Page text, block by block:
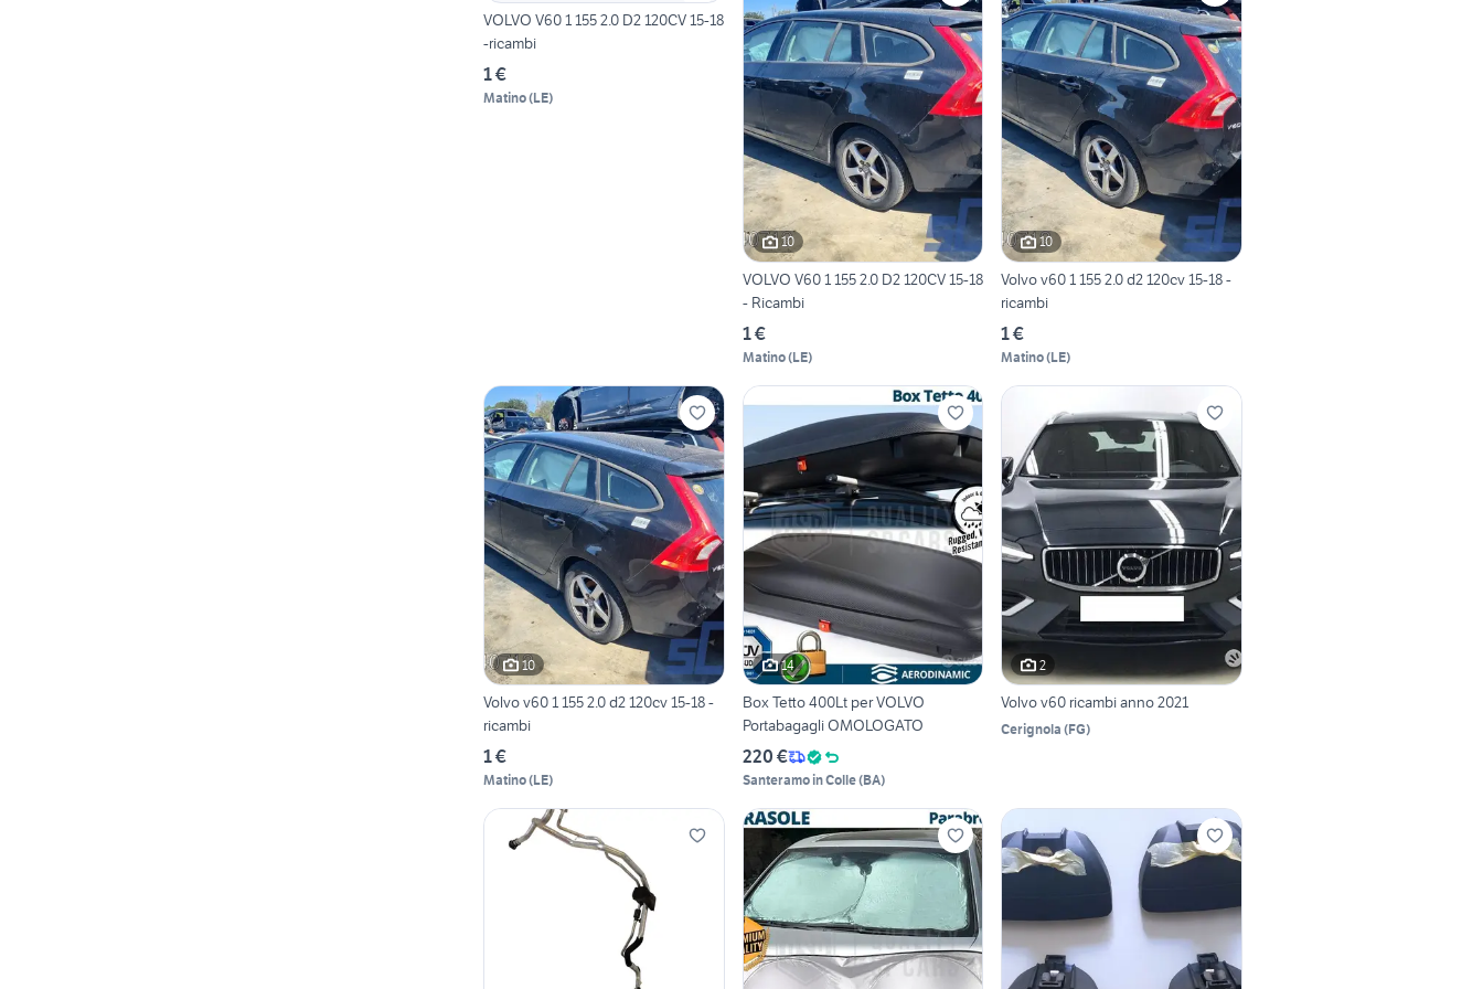
VOLVO V60 1 155 2.0 D2 120CV 15-18
-ricambi
1 €
Matino(LE)
10
VOLVO V60 1 155 2.0 D2 120CV 15-18
- Ricambi
1 €
Matino(LE)
10
Volvo v60 1 155 2.0 d2 120cv 15-18 -
ricambi
1 €
Matino(LE)
10
Volvo v60 1 155 2.0 d2 120cv 15-18 -
ricambi
1 €
Matino(LE)
14
Box Tetto 400Lt per VOLVO
Portabagagli OMOLOGATO
220 €
Santeramo in Colle(BA)
2
Volvo v60 ricambi anno 2021
Cerignola (FG)